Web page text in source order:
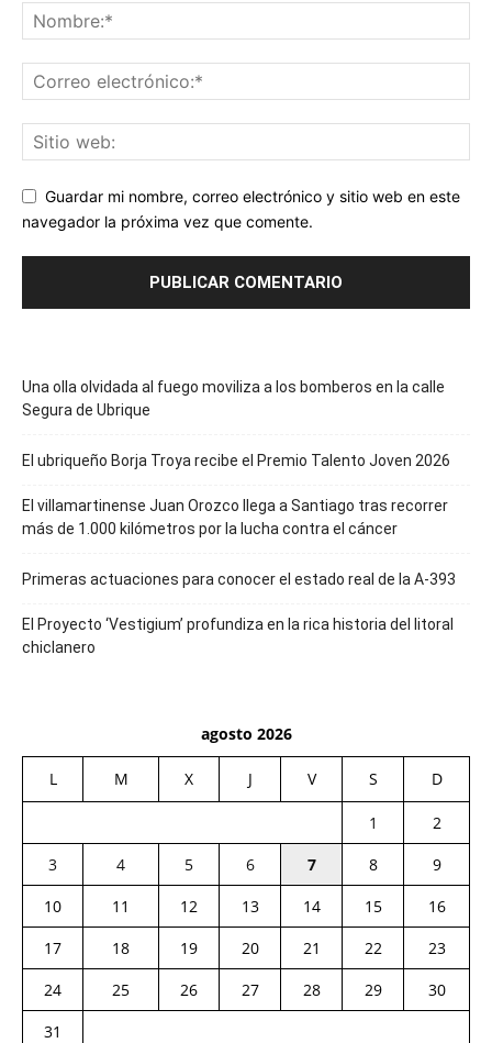
Guardar mi nombre, correo electrónico y sitio web en este
navegador la próxima vez que comente.
Una olla olvidada al fuego moviliza a los bomberos en la calle
Segura de Ubrique
El ubriqueño Borja Troya recibe el Premio Talento Joven 2026
El villamartinense Juan Orozco llega a Santiago tras recorrer
más de 1.000 kilómetros por la lucha contra el cáncer
Primeras actuaciones para conocer el estado real de la A-393
El Proyecto ‘Vestigium’ profundiza en la rica historia del litoral
chiclanero
agosto 2026
L M X J V S D
1
2
3
4 5 6 7 8
9
10
11 12 13 14 15
16
17
18 19 20 21 22
23
24
25 26 27 28 29
30
31